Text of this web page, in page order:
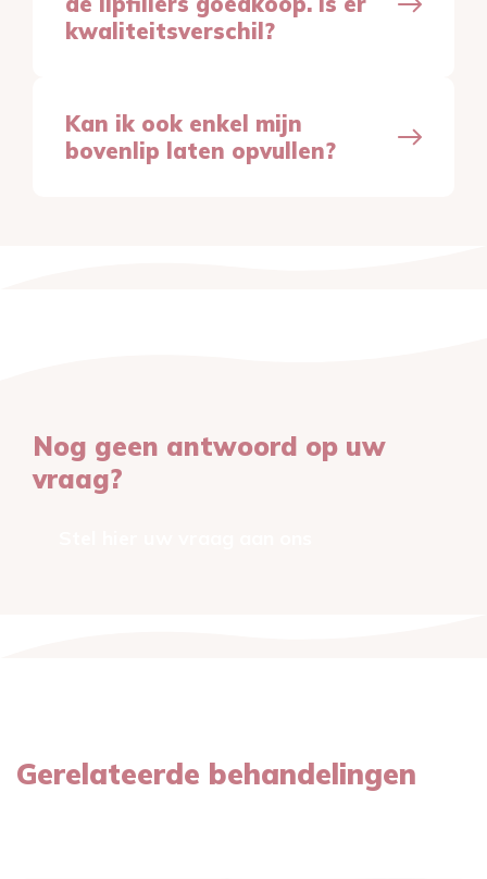
kwaliteitsverschil?
Kan ik ook enkel mijn
bovenlip laten opvullen?
Nog geen antwoord op uw
vraag?
Gerelateerde behandelingen